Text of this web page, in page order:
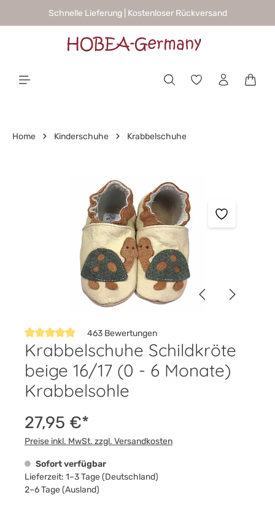
springenSchnelle Lieferung | Kostenloser Rückversand
Home Kinderschuhe Krabbelschuhe
Bildergalerie überspringen
Durchschnittliche Bewertung von 4.9 von 5 Sternen
463 Bewertungen
Krabbelschuhe Schildkröte
beige 16/17 (0 - 6 Monate)
Krabbelsohle
27,95 €*
Preise inkl. MwSt. zzgl. Versandkosten
Sofort verfügbar
Lieferzeit: 1–3 Tage (Deutschland)
2–6 Tage (Ausland)